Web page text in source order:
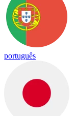
português